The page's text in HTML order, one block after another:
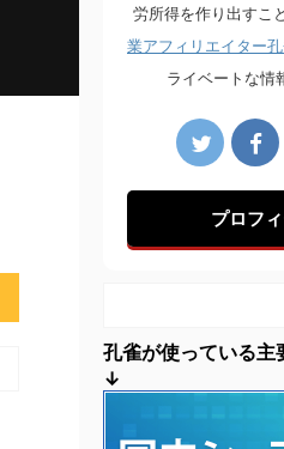
労所得を作り出すこ
業アフィリエイター
ライベートな情
プロフ
孔雀が使っている主
↓